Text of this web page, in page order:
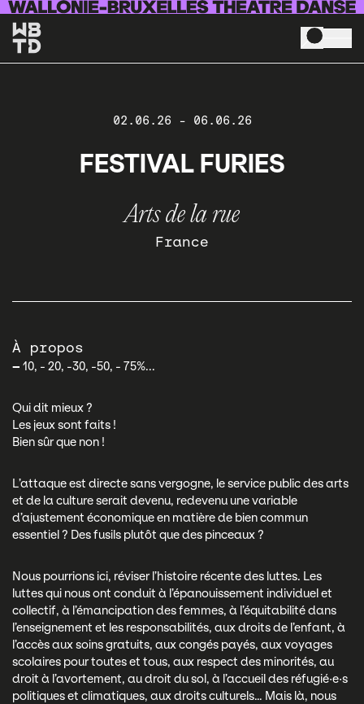
Aller au contenu principal
02.06.26 - 06.06.26
FESTIVAL FURIES
Arts de la rue
France
À propos
– 10, - 20, -30, -50, - 75%...
Qui dit mieux ?
Les jeux sont faits !
Bien sûr que non !
L’attaque est directe sans vergogne, le service public des arts
et de la culture serait devenu, redevenu une variable
d’ajustement économique en matière de bien commun
essentiel ? Des fusils plutôt que des pinceaux ?
Nous pourrions ici, réviser l’histoire récente des luttes. Les
luttes qui nous ont conduit à l’épanouissement individuel et
collectif, à l’émancipation des femmes, à l’équitabilité dans
l’enseignement et les responsabilités, aux droits de l’enfant, à
l’accès aux soins gratuits, aux congés payés, aux voyages
scolaires pour toutes et tous, aux respect des minorités, au
droit à l’avortement, au droit du sol, à l’accueil des réfugié·e·s
politiques et climatiques, aux droits culturels… Mais là, nous